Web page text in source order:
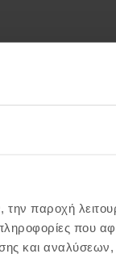
την παροχή
που
και αναλύσεων,